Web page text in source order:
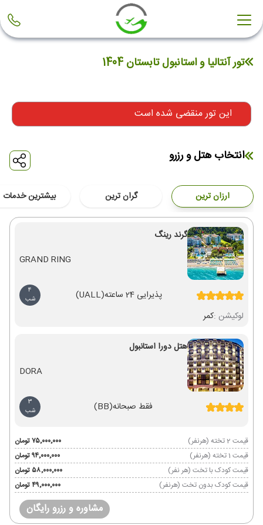
تور آنتالیا و استانبول تابستان 1404
این تور منقضی شده است
انتخاب هتل و رزرو
ارزان ترین گران ترین بیشترین خدمات
گرند رینگ
GRAND RING
پذیرایی 24 ساعته (UALL)
4
شب
لوکیشن :کمر
هتل دورا استانبول
DORA
فقط صبحانه(BB)
3
شب
قیمت 2 تخته (هرنفر)
۷۵٬۰۰۰٬۰۰۰ تومان
قیمت 1 تخته (هرنفر)
۹۴٬۰۰۰٬۰۰۰ تومان
قیمت کودک با تخت (هر نفر)
۵۸٬۰۰۰٬۰۰۰ تومان
قیمت کودک بدون تخت (هرنفر)
۴۹٬۰۰۰٬۰۰۰ تومان
مشاوره و رزرو رایگان